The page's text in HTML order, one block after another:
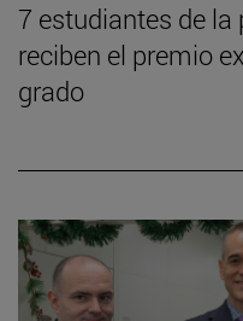
7 estudiantes de
reciben el premio
grado